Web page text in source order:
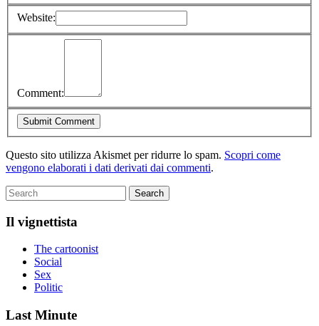
Website:
Comment:
Questo sito utilizza Akismet per ridurre lo spam. Scopri come
vengono elaborati i dati derivati dai commenti.
Il vignettista
The cartoonist
Social
Sex
Politic
Last Minute